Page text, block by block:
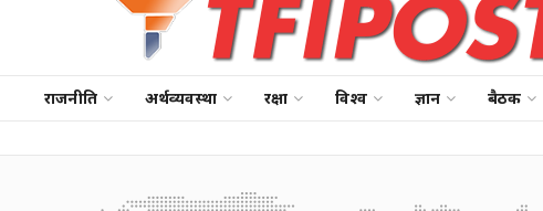
राजनीति अर्थव्यवस्था रक्षा विश्व ज्ञान बैठक